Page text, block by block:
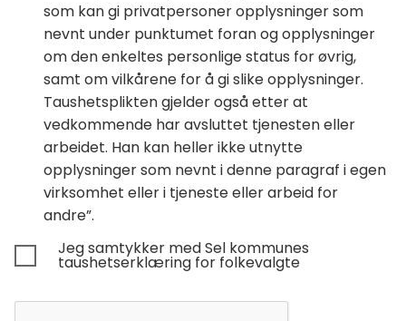
som kan gi privatpersoner opplysninger som
nevnt under punktumet foran og opplysninger
om den enkeltes personlige status for øvrig,
samt om vilkårene for å gi slike opplysninger.
Taushetsplikten gjelder også etter at
vedkommende har avsluttet tjenesten eller
arbeidet. Han kan heller ikke utnytte
opplysninger som nevnt i denne paragraf i egen
virksomhet eller i tjeneste eller arbeid for
andre”.
Jeg samtykker med Sel kommunes
taushetserklæring for folkevalgte